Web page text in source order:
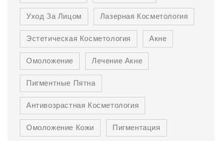
Уход За Лицом
Лазерная Косметология
Эстетическая Косметология
Акне
Омоложение
Лечение Акне
Пигментные Пятна
Антивозрастная Косметология
Омоложение Кожи
Пигментация